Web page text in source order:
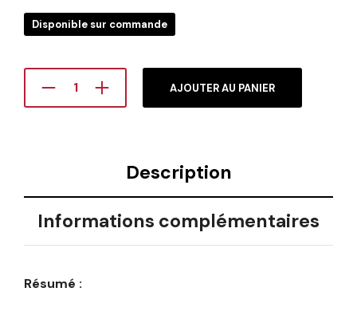
Disponible sur commande
AJOUTER AU PANIER
Description
Informations complémentaires
Résumé :